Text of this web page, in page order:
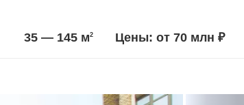
Цены: от 70 млн ₽
35 — 145 м2